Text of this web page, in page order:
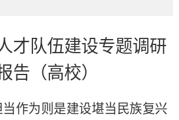
才队伍建设专题调研
告（高校）
作为则是建设堪当民族复兴